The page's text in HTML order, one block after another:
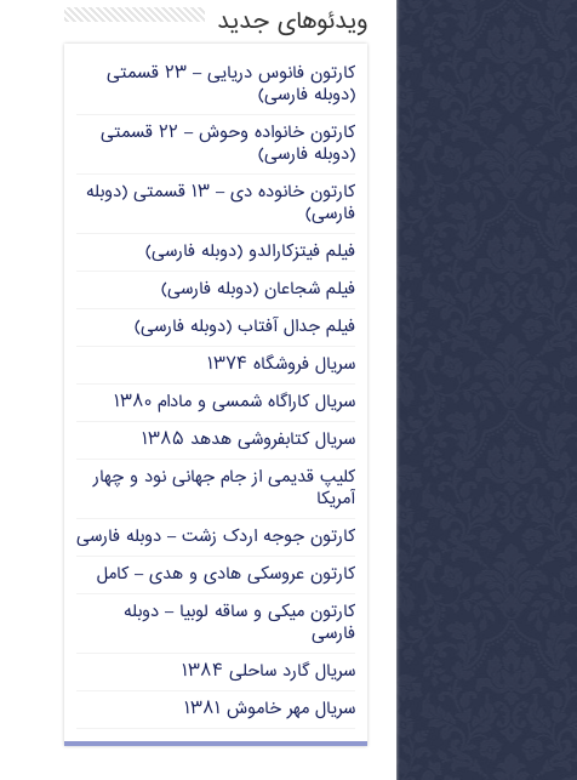
ویدئوهای جدید
کارتون فانوس دریایی – ۲۳ قسمتی
(دوبله فارسی)
کارتون خانواده وحوش – ۲۲ قسمتی
(دوبله فارسی)
کارتون خانوده دی – ۱۳ قسمتی (دوبله
فارسی)
فیلم فیتزکارالدو (دوبله فارسی)
فیلم شجاعان (دوبله فارسی)
فیلم جدال آفتاب (دوبله فارسی)
سریال فروشگاه ۱۳۷۴
سریال کاراگاه شمسی و مادام ۱۳۸۰
سریال کتابفروشی هدهد ۱۳۸۵
کلیپ قدیمی از جام جهانی نود و چهار
آمریکا
کارتون جوجه اردک زشت – دوبله فارسی
کارتون عروسکی هادی و هدی – کامل
کارتون میکی و ساقه لوبیا – دوبله
فارسی
سریال گارد ساحلی ۱۳۸۴
سریال مهر خاموش ۱۳۸۱